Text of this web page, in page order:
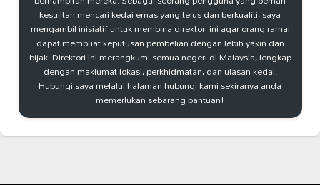
kesulitan mencari kedai emas yang telus dan berkualiti, saya
mengambil inisiatif untuk membina direktori ini agar orang ramai
dapat membuat keputusan pembelian dengan lebih yakin dan
bijak. Direktori ini merangkumi semua negeri di Malaysia, lengkap
dengan maklumat lokasi, perkhidmatan, dan ulasan kedai.
Hubungi saya melalui halaman hubungi kami sekiranya anda
memerlukan sebarang bantuan!